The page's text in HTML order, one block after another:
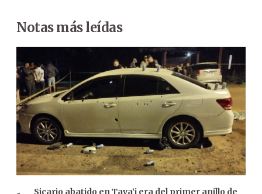
Notas más leídas
Sicario abatido en Tava’i era del primer anillo de